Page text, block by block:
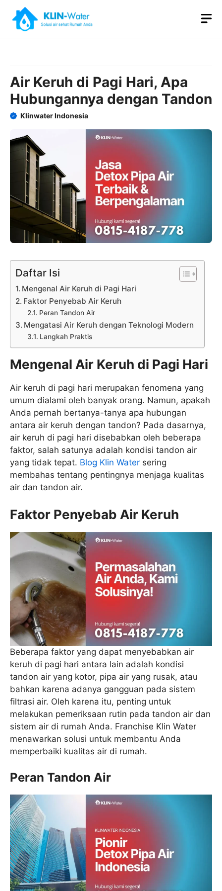
content
Air Keruh di Pagi Hari, Apa
Hubungannya dengan Tandon
Klinwater Indonesia
Daftar Isi
Mengenal Air Keruh di Pagi Hari
Faktor Penyebab Air Keruh
Peran Tandon Air
Mengatasi Air Keruh dengan Teknologi Modern
Langkah Praktis
Mengenal Air Keruh di Pagi Hari
Air keruh di pagi hari merupakan fenomena yang
umum dialami oleh banyak orang. Namun, apakah
Anda pernah bertanya-tanya apa hubungan
antara air keruh dengan tandon? Pada dasarnya,
air keruh di pagi hari disebabkan oleh beberapa
faktor, salah satunya adalah kondisi tandon air
yang tidak tepat. Blog Klin Water sering
membahas tentang pentingnya menjaga kualitas
air dan tandon air.
Faktor Penyebab Air Keruh
Beberapa faktor yang dapat menyebabkan air
keruh di pagi hari antara lain adalah kondisi
tandon air yang kotor, pipa air yang rusak, atau
bahkan karena adanya gangguan pada sistem
filtrasi air. Oleh karena itu, penting untuk
melakukan pemeriksaan rutin pada tandon air dan
sistem air di rumah Anda. Franchise Klin Water
menawarkan solusi untuk membantu Anda
memperbaiki kualitas air di rumah.
Peran Tandon Air